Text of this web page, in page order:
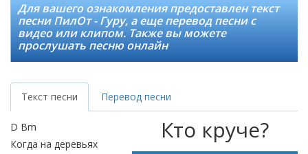
Для вашего ознакомления предоставлен текст
песни ПилОт - Гуру, а еще перевод песни с
видео или клипом. Также вы можете
прослушать песню онлайн
Текст песни Перевод песни
Кто круче?
D Bm
Когда на деревьях